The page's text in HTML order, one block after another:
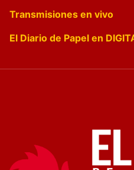
Transmisiones en vivo
El Diario de Papel en